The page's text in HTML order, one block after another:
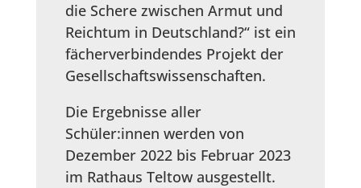
die Schere zwischen Armut und
Reichtum in Deutschland?“ ist ein
fächerverbindendes Projekt der
Gesellschaftswissenschaften.
Die Ergebnisse aller
Schüler:innen werden von
Dezember 2022 bis Februar 2023
im Rathaus Teltow ausgestellt.